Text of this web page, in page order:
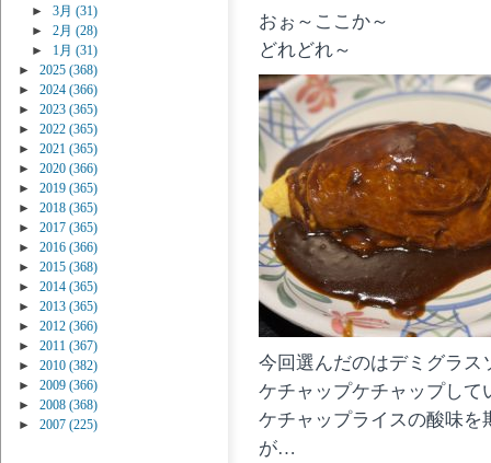
►
3月 (31)
►
2月 (28)
►
1月 (31)
►
2025 (368)
►
2024 (366)
►
2023 (365)
►
2022 (365)
►
2021 (365)
►
2020 (366)
►
2019 (365)
►
2018 (365)
►
2017 (365)
►
2016 (366)
►
2015 (368)
►
2014 (365)
►
2013 (365)
►
2012 (366)
►
2011 (367)
►
2010 (382)
►
2009 (366)
►
2008 (368)
►
2007 (225)
おぉ～ここか～
どれどれ～
今回選んだのはデミグラ
ケチャップケチャップし
ケチャップライスの酸味
が…